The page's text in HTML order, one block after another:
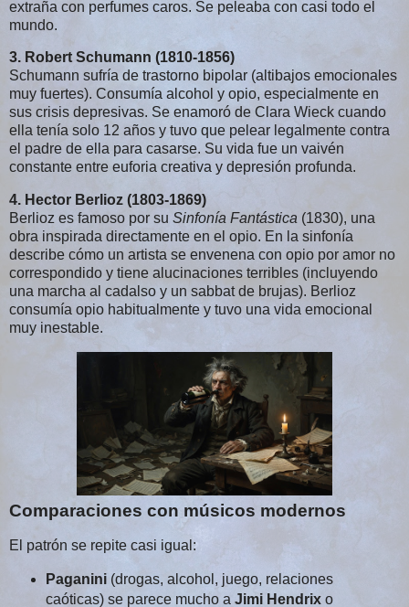
extraña con perfumes caros. Se peleaba con casi todo el
mundo.
3. Robert Schumann (1810-1856)
Schumann sufría de trastorno bipolar (altibajos emocionales
muy fuertes). Consumía alcohol y opio, especialmente en
sus crisis depresivas. Se enamoró de Clara Wieck cuando
ella tenía solo 12 años y tuvo que pelear legalmente contra
el padre de ella para casarse. Su vida fue un vaivén
constante entre euforia creativa y depresión profunda.
4. Hector Berlioz (1803-1869)
Berlioz es famoso por su Sinfonía Fantástica (1830), una
obra inspirada directamente en el opio. En la sinfonía
describe cómo un artista se envenena con opio por amor no
correspondido y tiene alucinaciones terribles (incluyendo
una marcha al cadalso y un sabbat de brujas). Berlioz
consumía opio habitualmente y tuvo una vida emocional
muy inestable.
Comparaciones con músicos modernos
El patrón se repite casi igual:
Paganini(drogas, alcohol, juego, relaciones
caóticas) se parece mucho a Jimi Hendrixo